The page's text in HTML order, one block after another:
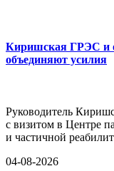
Киришская ГРЭС и
объединяют усилия
Руководитель
с визитом в Центре
и частичной
04-08-2026